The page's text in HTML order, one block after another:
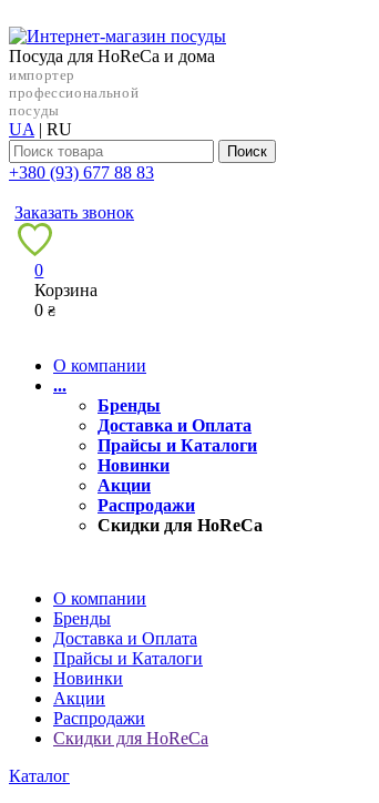
Посуда для HoReCa и дома
импортер
профессиональной
посуды
UA | RU
Поиск
+38‎0 (93) 677 88 83
Заказать звонок
0
Корзина
0₴
О компании
...
Бренды
Доставка и Оплата
Прайсы и Каталоги
Новинки
Акции
Распродажи
Скидки для HoReCa
О компании
Бренды
Доставка и Оплата
Прайсы и Каталоги
Новинки
Акции
Распродажи
Скидки для HoReCa
Каталог